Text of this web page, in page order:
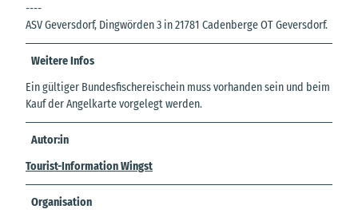
----
ASV Geversdorf, Dingwörden 3 in 21781 Cadenberge OT Geversdorf.
Weitere Infos
Ein gültiger Bundesfischereischein muss vorhanden sein und beim
Kauf der Angelkarte vorgelegt werden.
Autor:in
Tourist-Information Wingst
Organisation